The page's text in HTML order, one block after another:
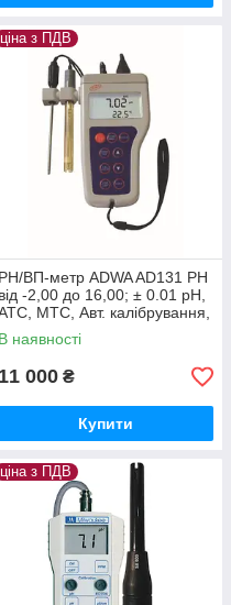
ціна з ПДВ
PН/ВП-метр ADWA AD131 РН
від -2,00 до 16,00; ± 0.01 pH,
МТС, Авт. калібрування,
Пам'ять 500, Угорщина
В наявності
11 000 ₴
Купити
ціна з ПДВ